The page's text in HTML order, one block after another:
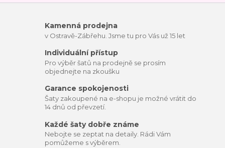
Kamenná prodejna
v Ostravě-Zábřehu. Jsme tu pro Vás už 15 let
Individuální přístup
Pro výběr šatů na prodejně se prosím
objednejte na zkoušku
Garance spokojenosti
Šaty zakoupené na e-shopu je možné vrátit do
14 dnů od převzetí.
Každé šaty dobře známe
Nebojte se zeptat na detaily. Rádi Vám
pomůžeme s výběrem.